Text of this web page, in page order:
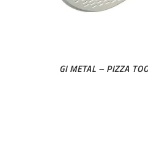
GI METAL – PIZZA